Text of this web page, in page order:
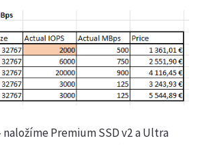
Premium SSD v2 a Ultra